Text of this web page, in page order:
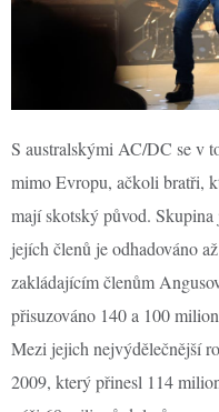
S australskými AC/DC se v
mimo Evropu, ačkoli bratři,
mají skotský původ.
jejích členů je odhadováno
zakládajícím členům
přisuzováno 140 a 100
Mezi jejich nejvýdělečnější
2009, který přinesl 114